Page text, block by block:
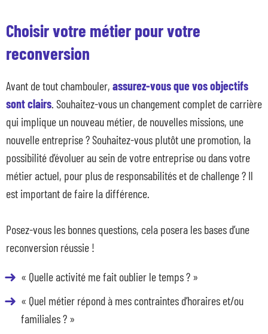
Choisir votre métier pour votre
reconversion
Avant de tout chambouler, assurez-vous que vos objectifs
sont clairs . Souhaitez-vous un changement complet de carrière
qui implique un nouveau métier, de nouvelles missions, une
nouvelle entreprise ? Souhaitez-vous plutôt une promotion, la
possibilité d’évoluer au sein de votre entreprise ou dans votre
métier actuel, pour plus de responsabilités et de challenge ? Il
est important de faire la différence.
Posez-vous les bonnes questions, cela posera les bases d’une
reconversion réussie !
« Quelle activité me fait oublier le temps ? »
« Quel métier répond à mes contraintes d’horaires et/ou
familiales ? »